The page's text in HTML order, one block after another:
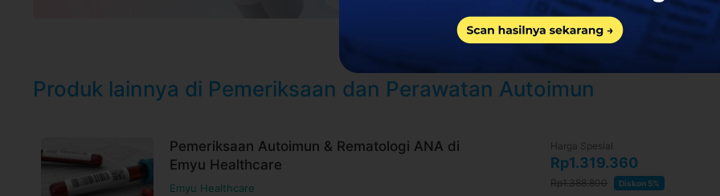
Harga paket sudah termasuk biaya administrasi, convenience fee, biaya pemeliharaan platform.
Produk lainnya di Pemeriksaan dan Perawatan Autoimun
Pemeriksaan Autoimun & Rematologi ANA di
Emyu Healthcare
Emyu Healthcare
Harga Spesial
Rp1.319.360
Rp1.388.800 Diskon 5%